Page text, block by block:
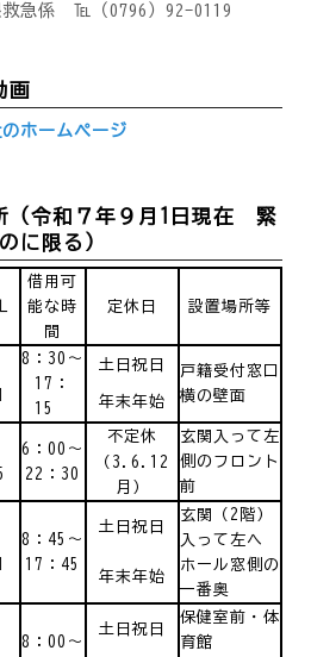
救急係 ℡（0796）92-0119
画
ホームページ
（令和７年９月1日現在 緊
に限る）
借用可
能な時
間
定休日 設置場所等
8：30～
17：
15
土日祝日
戸籍受付窓口
横の壁面
年末年始
6：00～
22：30
不定休
玄関入って左
側のフロント
前
（3.6.12
月）
8：45～
17：45
土日祝日
玄関（2階）
入って左へ
年末年始
ホール窓側の
一番奥
8：00～
土日祝日
保健室前・体
育館